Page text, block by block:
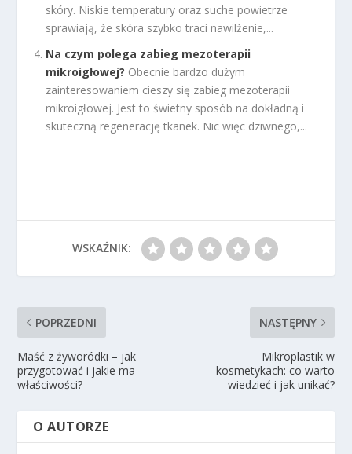
skóry. Niskie temperatury oraz suche powietrze
sprawiają, że skóra szybko traci nawilżenie,...
Na czym polega zabieg mezoterapii
mikroigłowej? Obecnie bardzo dużym
zainteresowaniem cieszy się zabieg mezoterapii
mikroigłowej. Jest to świetny sposób na dokładną i
skuteczną regenerację tkanek. Nic więc dziwnego,...
WSKAŹNIK:
POPRZEDNI
Maść z żyworódki – jak
przygotować i jakie ma
właściwości?
NASTĘPNY
Mikroplastik w
kosmetykach: co warto
wiedzieć i jak unikać?
O AUTORZE